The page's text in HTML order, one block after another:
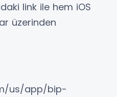
link ile hem iOS
üzerinden
us/app/bip-